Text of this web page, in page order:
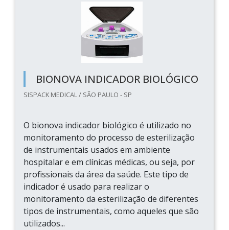
BIONOVA INDICADOR BIOLÓGICO
SISPACK MEDICAL / SÃO PAULO - SP
O bionova indicador biológico é utilizado no
monitoramento do processo de esterilização
de instrumentais usados em ambiente
hospitalar e em clínicas médicas, ou seja, por
profissionais da área da saúde. Este tipo de
indicador é usado para realizar o
monitoramento da esterilização de diferentes
tipos de instrumentais, como aqueles que são
utilizados...